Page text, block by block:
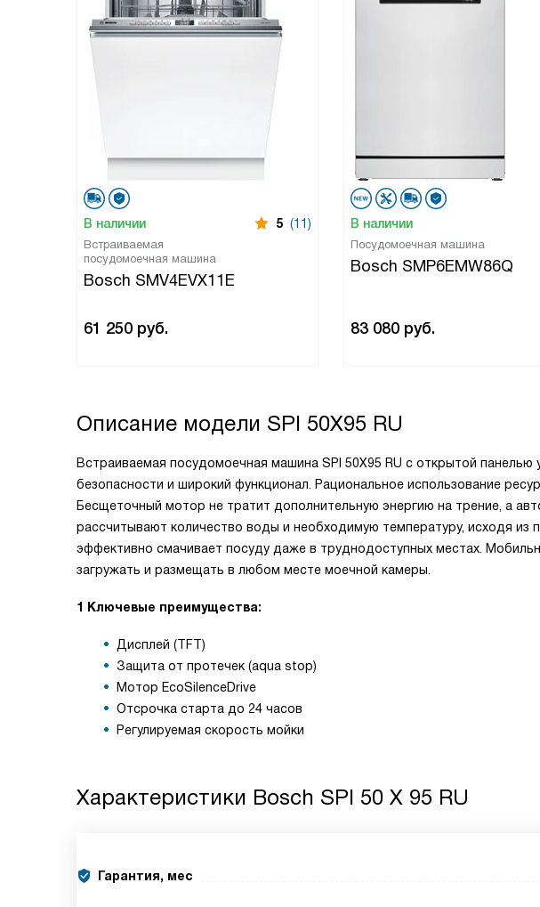
В наличии 5 (11)
Встраиваемая
посудомоечная машина
Bosch SMV4EVX11E
61 250 руб.
В наличии
Посудомоечная машина
Bosch SMP6EMW86Q
83 080 руб.
Описание модели SPI 50X95 RU
Встраиваемая посудомоечная машина SPI 50X95 RU с открытой панелью
безопасности и широкий функционал. Рациональное использование
Бесщеточный мотор не тратит дополнительную энергию на трение, а
рассчитывают количество воды и необходимую температуру, исходя
эффективно смачивает посуду даже в труднодоступных местах.
загружать и размещать в любом месте моечной камеры.
1 Ключевые преимущества:
Дисплей (TFT)
Защита от протечек (aqua stop)
Мотор EcoSilenceDrive
Отсрочка старта до 24 часов
Регулируемая скорость мойки
Характеристики Bosch SPI 50 X 95 RU
Гарантия, мес